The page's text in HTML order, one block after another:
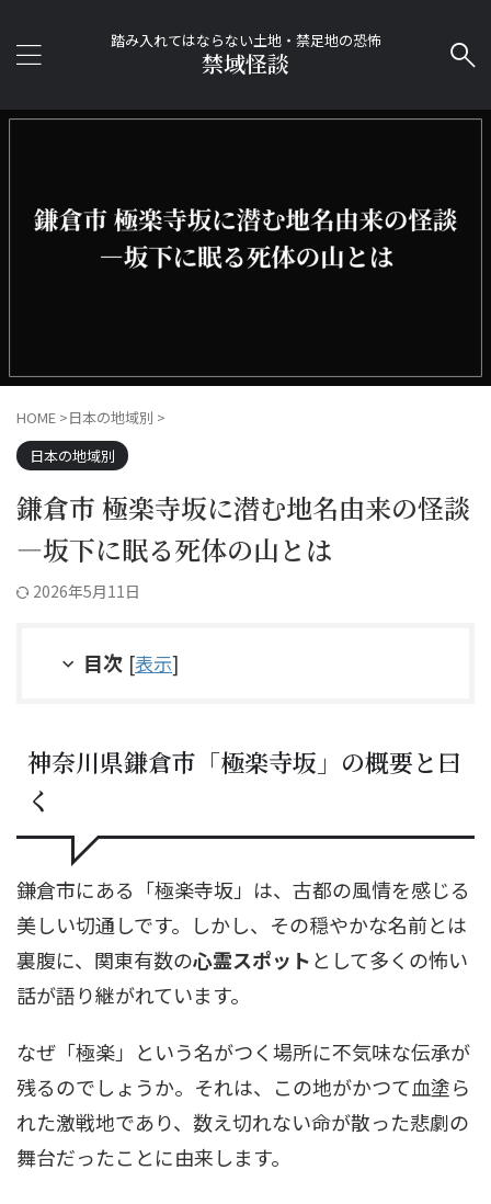
踏み入れてはならない土地・禁足地の恐怖
禁域怪談
HOME >日本の地域別 >
日本の地域別
鎌倉市 極楽寺坂に潜む地名由来の怪談
―坂下に眠る死体の山とは
2026年5月11日
目次 [表示]
神奈川県鎌倉市「極楽寺坂」の概要と曰
く
鎌倉市にある「極楽寺坂」は、古都の風情を感じる
美しい切通しです。しかし、その穏やかな名前とは
裏腹に、関東有数の心霊スポットとして多くの怖い
話が語り継がれています。
なぜ「極楽」という名がつく場所に不気味な伝承が
残るのでしょうか。それは、この地がかつて血塗ら
れた激戦地であり、数え切れない命が散った悲劇の
舞台だったことに由来します。